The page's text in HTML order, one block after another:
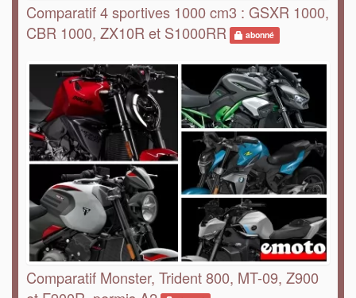
Comparatif 4 sportives 1000 cm3 : GSXR 1000,
CBR 1000, ZX10R et S1000RR
abonné
Comparatif Monster, Trident 800, MT-09, Z900